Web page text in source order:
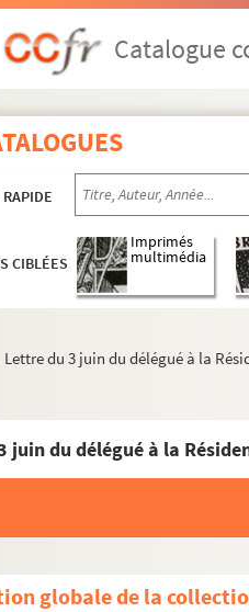
Catalogue
RAPIDE
CIBLÉES
Imprimés
multimédia
Lettre du 3 juin du délégué à la
globale de la